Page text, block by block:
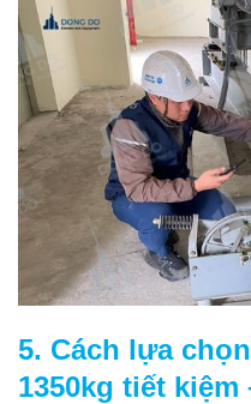
5. Cách lựa
1350kg tiết kiệm